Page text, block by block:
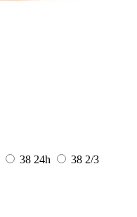
38 24h
38 2/3